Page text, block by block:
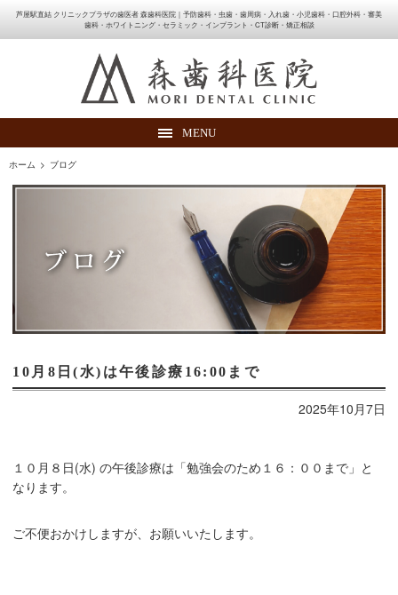
芦屋駅直結 クリニックプラザの歯医者 森歯科医院｜予防歯科・虫歯・歯周病・入れ歯・小児歯科・口腔外科・審美
歯科・ホワイトニング・セラミック・インプラント・CT診断・矯正相談
MENU
ホーム > ブログ
10月8日(水)は午後診療16:00まで
2025年10月7日
１０月８日(水) の午後診療は「勉強会のため１６：００まで」と
なります。
ご不便おかけしますが、お願いいたします。